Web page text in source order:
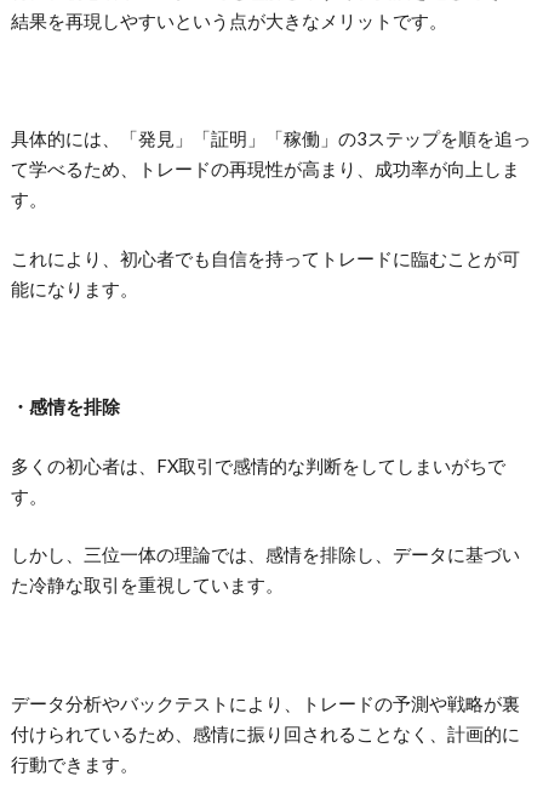
結果を再現しやすいという点が大きなメリットです。
具体的には、「発見」「証明」「稼働」の3ステップを順を追っ
て学べるため、トレードの再現性が高まり、成功率が向上しま
す。
これにより、初心者でも自信を持ってトレードに臨むことが可
能になります。
・感情を排除
多くの初心者は、FX取引で感情的な判断をしてしまいがちで
す。
しかし、三位一体の理論では、感情を排除し、データに基づい
た冷静な取引を重視しています。
データ分析やバックテストにより、トレードの予測や戦略が裏
付けられているため、感情に振り回されることなく、計画的に
行動できます。